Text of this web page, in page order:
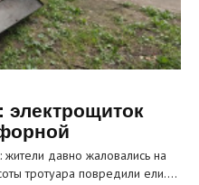
электрощиток
давно жаловались на
тротуара повредили ели.…